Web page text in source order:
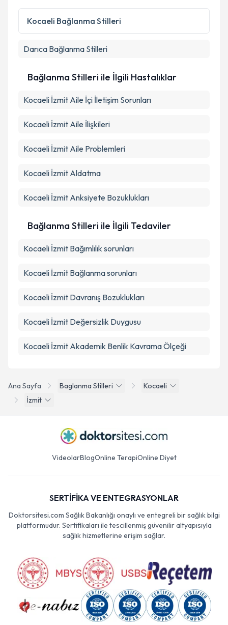
Kişisel verilerimin işlenmesine ilişkinAydınlatma
Metni 'ni okudum ve kişisel verilerimin belirtilen
kapsamda işlenmesini kabul ediyorum.
Ana Sayfa Baglanma Stilleri
Kocaeli
İzmit
Kocaeli Bağlanma Stilleri
Darıca Bağlanma Stilleri
Bağlanma Stilleri ile İlgili Hastalıklar
Kocaeli İzmit Aile İçi İletişim Sorunları
Kocaeli İzmit Aile İlişkileri
Kocaeli İzmit Aile Problemleri
Kocaeli İzmit Aldatma
Kocaeli İzmit Anksiyete Bozuklukları
Bağlanma Stilleri ile İlgili Tedaviler
Kocaeli İzmit Bağımlılık sorunları
Kocaeli İzmit Bağlanma sorunları
Kocaeli İzmit Davranış Bozuklukları
Kocaeli İzmit Değersizlik Duygusu
Kocaeli İzmit Akademik Benlik Kavrama Ölçeği
VideolarBlogOnline TerapiOnline Diyet
SERTİFİKA VE ENTEGRASYONLAR
Doktorsitesi.com Sağlık Bakanlığı onaylı ve entegreli bir sağlık bilgi
platformudur. Sertifikaları ile tescillenmiş güvenilir altyapısıyla
sağlık hizmetlerine erişim sağlar.